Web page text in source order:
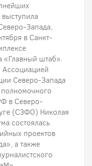
Запада,
в Санкт-
«Главный штаб».
Ассоциацией
Северо-Запада
в Северо-
(СЗФО) Николая
состоялась
проектов
а также